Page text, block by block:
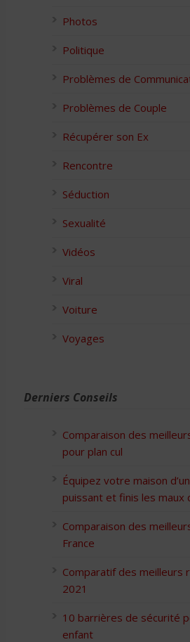
Photos
Politique
Problèmes de
Problèmes de Couple
Récupérer son Ex
Rencontre
Séduction
Sexualité
Vidéos
Viral
Voiture
Voyages
Derniers Conseils
Comparaison des
pour plan cul
Équipez votre maison
puissant et finis les maux
Comparaison des
France
Comparatif des meilleurs
2021
10 barrières de sécurité
enfant